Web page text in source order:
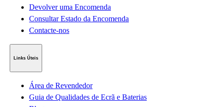
Devolver uma Encomenda
Consultar Estado da Encomenda
Contacte-nos
Links Úteis
Área de Revendedor
Guia de Qualidades de Ecrã e Baterias